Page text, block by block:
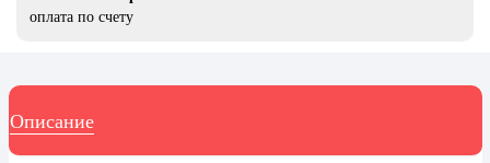
8 марта, Международный женский
день
Апрель, Месячник по
благоустройству
оплата по счету
Описание